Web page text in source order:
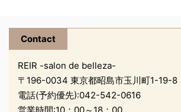
２役！！ プロ仕様の本格
的な頭皮ケア・美肌ケア
｀*) もともと 芸能人や
モデルさんなどを担当し
ているヘアメイクさんか
Contact
REIR -salon de belleza-
〒196-0034 東京都昭島市玉川町1-19-8
電話(予約優先):042-542-0616
営業時間:10：00～18：00